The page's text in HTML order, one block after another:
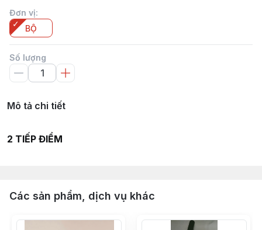
Đơn vị:
BỘ
Số lượng
Mô tả chi tiết
2 TIẾP ĐIỂM
Các sản phẩm, dịch vụ khác